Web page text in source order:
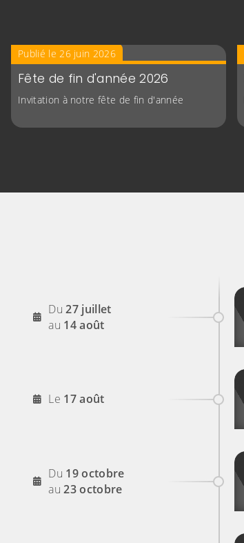
Publié le 26 juin 2026
Fête de fin d'année 2026
Invitation à notre fête de fin d'année
Du 27 juillet2026
au 14août2026
Le 17août2026
Du 19octobre2026
au 23octobre2026